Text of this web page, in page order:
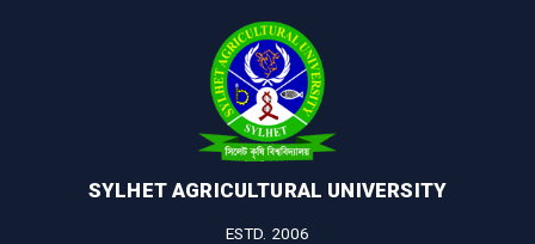
SYLHET AGRICULTURAL UNIVERSITY
ESTD. 2006